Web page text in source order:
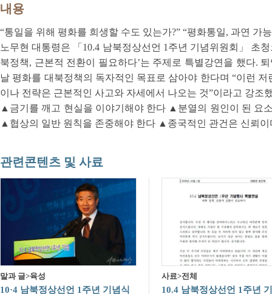
내용
“통일을 위해 평화를 희생할 수도 있는가?” “평화통일, 과연 가
노무현 대통령은 「10.4 남북정상선언 1주년 기념위원회」 초
북정책, 근본적 전환이 필요하다’는 주제로 특별강연을 했다.
날 평화를 대북정책의 독자적인 목표로 삼아야 한다며 “이런
이나 전략은 근본적인 사고와 자세에서 나오는 것”이라고 강조
▲금기를 깨고 현실을 이야기해야 한다 ▲분열의 원인이 된 요
▲협상의 일반 원칙을 존중해야 한다 ▲종국적인 관건은 신뢰이
관련콘텐츠 및 사료
말과 글>육성
10·4 남북정상선언 1주년 기념식
사료>전체
10.4 남북정상선언 1주년